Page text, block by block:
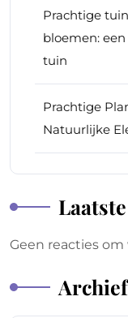
Prachtige
bloemen:
tuin
Prachtige
Natuurlijke
Geen reacties
Archief